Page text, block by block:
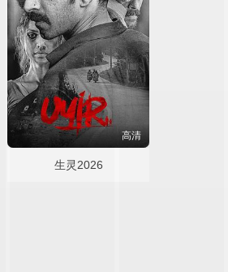
高清
生灵2026